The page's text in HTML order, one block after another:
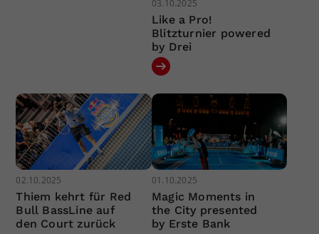
03.10.2025
Like a Pro!
Blitzturnier powered
by Drei
02.10.2025
Thiem kehrt für Red
Bull BassLine auf
den Court zurück
01.10.2025
Magic Moments in
the City presented
by Erste Bank